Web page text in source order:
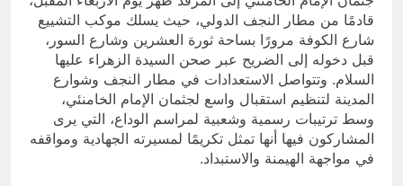
قادمًا من مطار النجف الدولي، حيث يسلك موكب التشييع
شارع الكوفة مرورًا بساحة ثورة العشرين وشارع السور،
قبل دخوله إلى الضريح عبر صحن السيدة الزهراء عليها
السلام. وتتواصل الاستعدادات في مطار النجف وشوارع
المدينة لتنظيم استقبال واسع لجثمان الإمام الخامنئي،
وسط ترتيبات رسمية وشعبية لمراسم الوداع، التي يرى
المشاركون فيها أنها تمثل تكريمًا لمسيرته الجهادية ومواقفه
في مواجهة الهيمنة والاستبداد.